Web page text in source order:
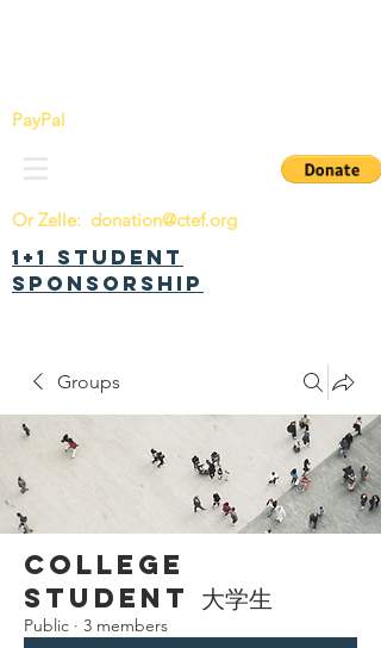
PayPal
Or Zelle: donation@ctef.org
1+1 Student
Sponsorship
Groups
College
Student 大学生
Public · 3 members